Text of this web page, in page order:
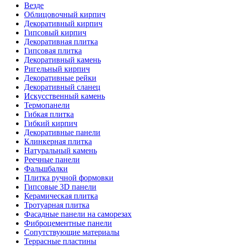
Везде
Облицовочный кирпич
Декоративный кирпич
Гипсовый кирпич
Декоративная плитка
Гипсовая плитка
Декоративный камень
Ригельный кирпич
Декоративные рейки
Декоративный сланец
Искусственный камень
Термопанели
Гибкая плитка
Гибкий кирпич
Декоративные панели
Клинкерная плитка
Натуральный камень
Реечные панели
Фальшбалки
Плитка ручной формовки
Гипсовые 3D панели
Керамическая плитка
Тротуарная плитка
Фасадные панели на саморезах
Фиброцементные панели
Сопутствующие материалы
Террасные пластины